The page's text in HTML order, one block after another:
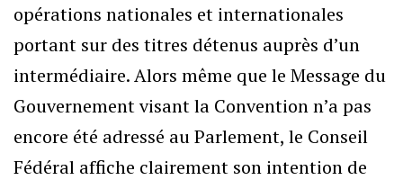
opérations nationales et internationales
portant sur des titres détenus auprès d’un
intermédiaire. Alors même que le Message du
Gouvernement visant la Convention n’a pas
encore été adressé au Parlement, le Conseil
Fédéral affiche clairement son intention de